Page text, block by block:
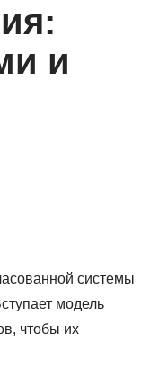
и
системы
модель
чтобы их